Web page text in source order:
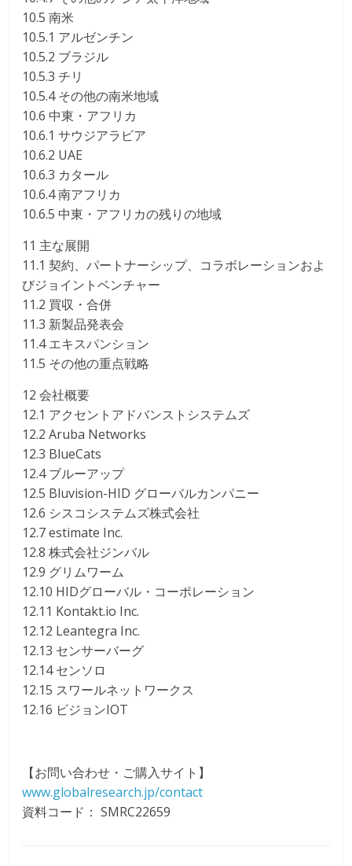
10.5 南米
10.5.1 アルゼンチン
10.5.2 ブラジル
10.5.3 チリ
10.5.4 その他の南米地域
10.6 中東・アフリカ
10.6.1 サウジアラビア
10.6.2 UAE
10.6.3 カタール
10.6.4 南アフリカ
10.6.5 中東・アフリカの残りの地域
11 主な展開
11.1 契約、パートナーシップ、コラボレーションおよ
びジョイントベンチャー
11.2 買収・合併
11.3 新製品発表会
11.4 エキスパンション
11.5 その他の重点戦略
12 会社概要
12.1 アクセントアドバンストシステムズ
12.2 Aruba Networks
12.3 BlueCats
12.4 ブルーアップ
12.5 Bluvision-HID グローバルカンパニー
12.6 シスコシステムズ株式会社
12.7 estimate Inc.
12.8 株式会社ジンバル
12.9 グリムワーム
12.10 HIDグローバル・コーポレーション
12.11 Kontakt.io Inc.
12.12 Leantegra Inc.
12.13 センサーバーグ
12.14 センソロ
12.15 スワールネットワークス
12.16 ビジョンIOT
【お問い合わせ・ご購入サイト】
www.globalresearch.jp/contact
資料コード： SMRC22659